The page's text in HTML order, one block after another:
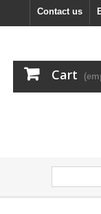
Contact us
Cart